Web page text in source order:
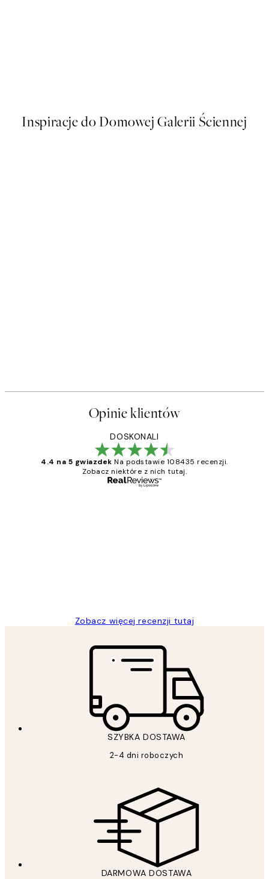
Inspiracje do Domowej Galerii Ściennej
Opinie klientów
DOSKONALI
4.4 na 5 gwiazdek Na podstawie 108435 recenzji.
Zobacz niektóre z nich tutaj.
Zobacz więcej recenzji tutaj
SZYBKA DOSTAWA
2-4 dni roboczych
DARMOWA DOSTAWA